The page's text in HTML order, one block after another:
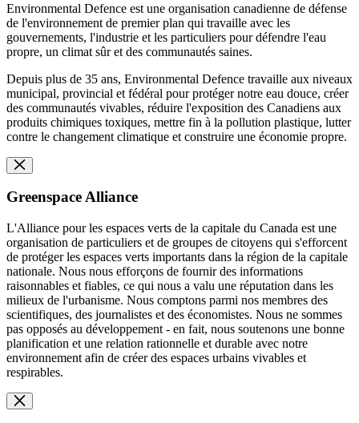
Environmental Defence est une organisation canadienne de défense
de l'environnement de premier plan qui travaille avec les
gouvernements, l'industrie et les particuliers pour défendre l'eau
propre, un climat sûr et des communautés saines.
Depuis plus de 35 ans, Environmental Defence travaille aux niveaux
municipal, provincial et fédéral pour protéger notre eau douce, créer
des communautés vivables, réduire l'exposition des Canadiens aux
produits chimiques toxiques, mettre fin à la pollution plastique, lutter
contre le changement climatique et construire une économie propre.
Greenspace Alliance
L'Alliance pour les espaces verts de la capitale du Canada est une
organisation de particuliers et de groupes de citoyens qui s'efforcent
de protéger les espaces verts importants dans la région de la capitale
nationale. Nous nous efforçons de fournir des informations
raisonnables et fiables, ce qui nous a valu une réputation dans les
milieux de l'urbanisme. Nous comptons parmi nos membres des
scientifiques, des journalistes et des économistes. Nous ne sommes
pas opposés au développement - en fait, nous soutenons une bonne
planification et une relation rationnelle et durable avec notre
environnement afin de créer des espaces urbains vivables et
respirables.